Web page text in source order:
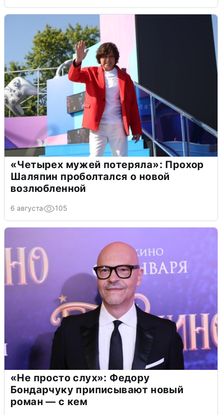
«Четырех мужей потеряла»: Прохор
Шаляпин проболтался о новой
возлюбленной
6 августа 105
«Не просто слух»: Федору
Бондарчуку приписывают новый
роман — с кем